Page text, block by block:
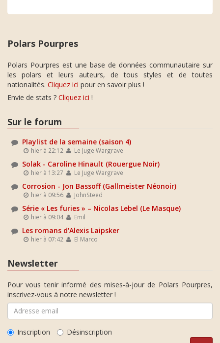
Polars Pourpres
Polars Pourpres est une base de données communautaire sur
les polars et leurs auteurs, de tous styles et de toutes
nationalités. Cliquez ici pour en savoir plus !
Envie de stats ? Cliquez ici !
Sur le forum
Playlist de la semaine (saison 4)
hier à 22:12 Le Juge Wargrave
Solak - Caroline Hinault (Rouergue Noir)
hier à 13:27 Le Juge Wargrave
Corrosion - Jon Bassoff (Gallmeister Néonoir)
hier à 09:56 JohnSteed
Série « Les furies » – Nicolas Lebel (Le Masque)
hier à 09:04 Emil
Les romans d'Alexis Laipsker
hier à 07:42 El Marco
Newsletter
Pour vous tenir informé des mises-à-jour de Polars Pourpres,
inscrivez-vous à notre newsletter !
Inscription Désinscription